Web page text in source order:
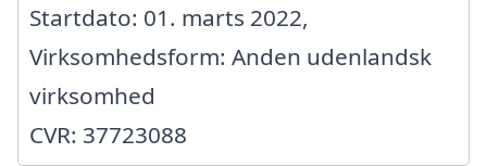
Startdato: 01. marts 2022,
Virksomhedsform: Anden udenlandsk
virksomhed
CVR: 37723088